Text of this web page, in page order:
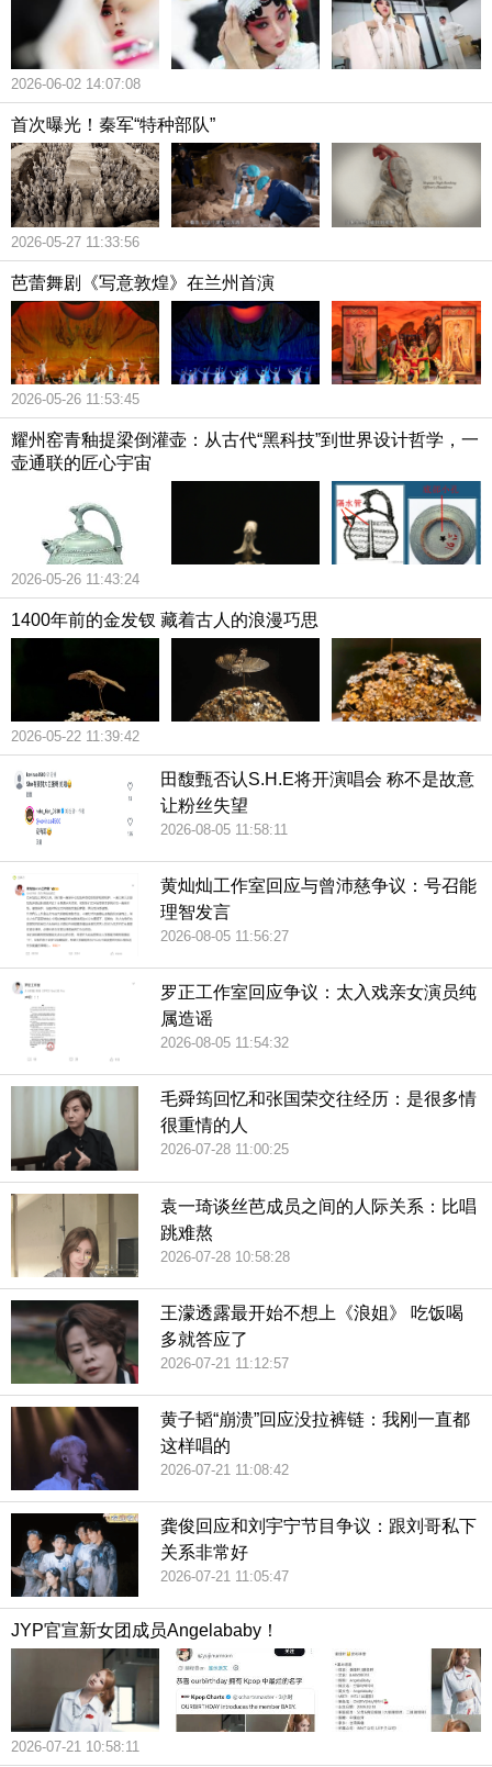
2026-06-02 14:07:08
首次曝光！秦军“特种部队”
2026-05-27 11:33:56
芭蕾舞剧《写意敦煌》在兰州首演
2026-05-26 11:53:45
耀州窑青釉提梁倒灌壶：从古代“黑科技”到世界设计哲学，一
壶通联的匠心宇宙
2026-05-26 11:43:24
1400年前的金发钗 藏着古人的浪漫巧思
2026-05-22 11:39:42
田馥甄否认S.H.E将开演唱会 称不是故意
让粉丝失望
2026-08-05 11:58:11
黄灿灿工作室回应与曾沛慈争议：号召能
理智发言
2026-08-05 11:56:27
罗正工作室回应争议：太入戏亲女演员纯
属造谣
2026-08-05 11:54:32
毛舜筠回忆和张国荣交往经历：是很多情
很重情的人
2026-07-28 11:00:25
袁一琦谈丝芭成员之间的人际关系：比唱
跳难熬
2026-07-28 10:58:28
王濛透露最开始不想上《浪姐》 吃饭喝
多就答应了
2026-07-21 11:12:57
黄子韬“崩溃”回应没拉裤链：我刚一直都
这样唱的
2026-07-21 11:08:42
龚俊回应和刘宇宁节目争议：跟刘哥私下
关系非常好
2026-07-21 11:05:47
JYP官宣新女团成员Angelababy！
2026-07-21 10:58:11